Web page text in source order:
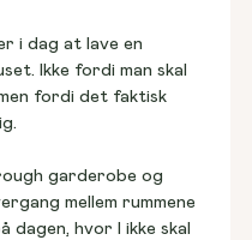
i dag at lave en
Ikke fordi man skal
fordi det faktisk
garderobe og
mellem rummene
hvor I ikke skal